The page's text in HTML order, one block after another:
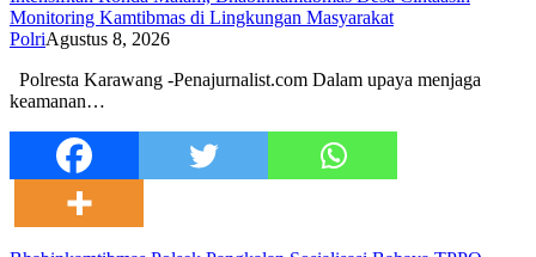
Monitoring Kamtibmas di Lingkungan Masyarakat
PolriAgustus 8, 2026
Polresta Karawang -Penajurnalist.com Dalam upaya menjaga
keamanan…